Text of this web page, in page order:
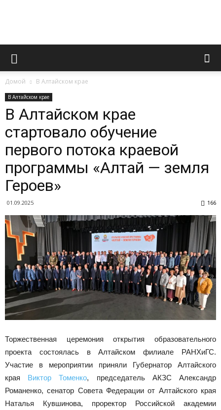
Novoaltaysk.online
Городской
Новоалтайска
Домой В Алтайском крае
В Алтайском крае
В Алтайском крае
стартовало обучение
первого потока краевой
программы «Алтай — земля
Героев»
01.09.2025 166
Торжественная церемония открытия образовательного
проекта состоялась в Алтайском филиале РАНХиГС.
Участие в мероприятии приняли Губернатор Алтайского
края Виктор Томенко, председатель АКЗС Александр
Романенко, сенатор Совета Федерации от Алтайского края
Наталья Кувшинова, проректор Российской академии